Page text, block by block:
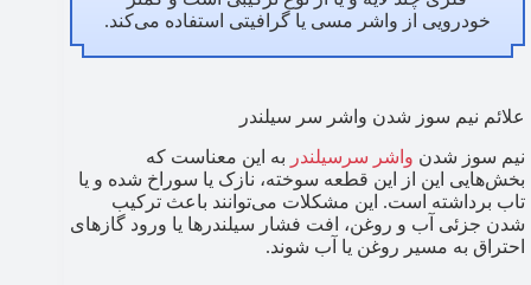
خودرویی از واشر مسی یا گرافیتی استفاده می‌کند.
علائم نیم سوز شدن واشر سر سیلندر
نیم سوز شدن واشر سرسیلندر به این معناست که
بخش‌هایی این از این قطعه سوخته، نازک یا سوراخ شده و یا
تاب برداشته است. این مشکلات می‌توانند باعث ترکیب
شدن جزئی آب و روغن، افت فشار سیلندرها یا ورود گازهای
احتراق به مسیر روغن یا آب شوند.